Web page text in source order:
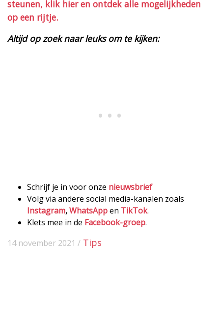
steunen, klik hier en ontdek alle mogelijkheden
op een rijtje.
Altijd op zoek naar leuks om te kijken:
Schrijf je in voor onze nieuwsbrief
Volg via andere social media-kanalen zoals
Instagram,WhatsAppen TikTok.
Klets mee in de Facebook-groep.
14 november 2021 / Tips